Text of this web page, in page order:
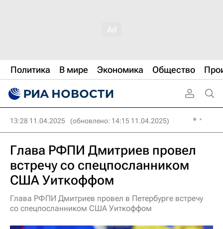
Политика В мире Экономика Общество
13:28 11.04.2025 (обновлено: 14:15 11.04.2025)
Глава РФПИ Дмитриев провел
встречу со спецпосланником
США Уиткоффом
Глава РФПИ Дмитриев провел в Петербурге встречу
со спецпосланником США Уиткоффом